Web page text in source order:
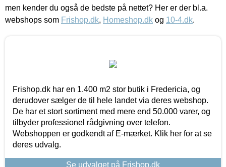
men kender du også de bedste på nettet? Her er der bl.a.
webshops som Frishop.dk, Homeshop.dk og 10-4.dk.
Frishop.dk har en 1.400 m2 stor butik i Fredericia, og
derudover sælger de til hele landet via deres webshop.
De har et stort sortiment med mere end 50.000 varer, og
tilbyder professionel rådgivning over telefon.
Webshoppen er godkendt af E-mærket. Klik her for at se
deres udvalg.
Se udvalget på Frishop.dk